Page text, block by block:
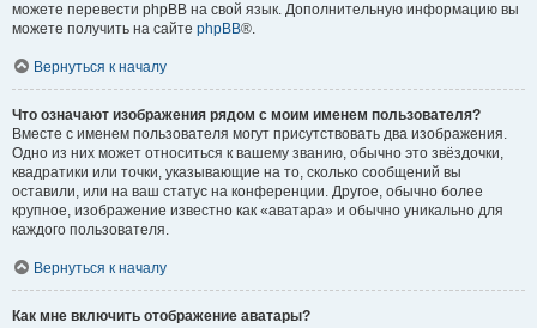
можете перевести phpBB на свой язык. Дополнительную информацию вы
можете получить на сайте phpBB®.
Вернуться к началу
Что означают изображения рядом с моим именем пользователя?
Вместе с именем пользователя могут присутствовать два изображения.
Одно из них может относиться к вашему званию, обычно это звёздочки,
квадратики или точки, указывающие на то, сколько сообщений вы
оставили, или на ваш статус на конференции. Другое, обычно более
крупное, изображение известно как «аватара» и обычно уникально для
каждого пользователя.
Вернуться к началу
Как мне включить отображение аватары?